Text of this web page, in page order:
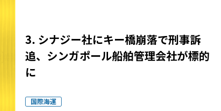
3. シナジー社にキー橋崩落で刑事訴
追、シンガポール船舶管理会社が標的
に
国際海運